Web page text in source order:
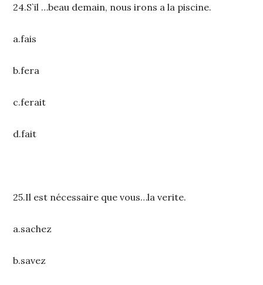
24.S`il …beau demain, nous irons a la piscine.
a.fais
b.fera
c.ferait
d.fait
25.Il est nécessaire que vous…la verite.
a.sachez
b.savez